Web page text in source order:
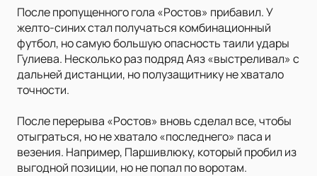
После пропущенного гола «Ростов» прибавил. У
желто-синих стал получаться комбинационный
футбол, но самую большую опасность таили удары
Гулиева. Несколько раз подряд Аяз «выстреливал» с
дальней дистанции, но полузащитнику не хватало
точности.
После перерыва «Ростов» вновь сделал все, чтобы
отыграться, но не хватало «последнего» паса и
везения. Например, Паршивлюку, который пробил из
выгодной позиции, но не попал по воротам.